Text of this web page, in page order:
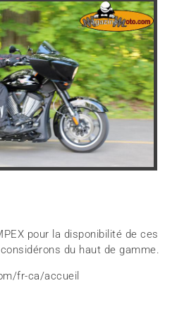
pour la disponibilité de ces
du haut de gamme.
fr-ca/accueil